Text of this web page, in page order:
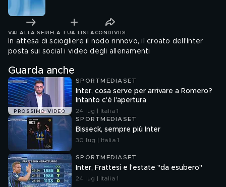
VAI ALLA SERIE LA TUA LISTA CONDIVIDI
In attesa di sciogliere il nodo rinnovo, il croato dell'Inter
posta sui social i video degli allenamenti
Guarda anche
PROSSIMO VIDEO
SPORTMEDIASET
Inter, cosa serve per arrivare a Romero?
Intanto c'è l'apertura
24 lug | Italia 1
SPORTMEDIASET
Bisseck, sempre più Inter
30 lug | Italia 1
SPORTMEDIASET
Inter, Frattesi e l'estate "da esubero"
24 lug | Italia 1